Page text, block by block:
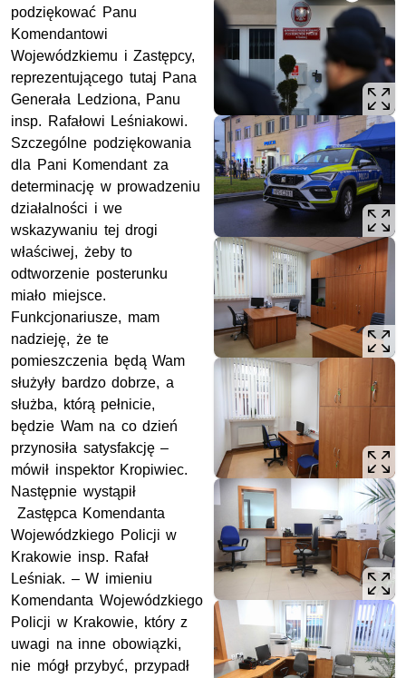
podziękować Panu
Komendantowi
Wojewódzkiemu i Zastępcy,
reprezentującego tutaj Pana
Generała Ledziona, Panu
insp. Rafałowi Leśniakowi.
Szczególne podziękowania
dla Pani Komendant za
determinację w prowadzeniu
działalności i we
wskazywaniu tej drogi
właściwej, żeby to
odtworzenie posterunku
miało miejsce.
Funkcjonariusze, mam
nadzieję, że te
pomieszczenia będą Wam
służyły bardzo dobrze, a
służba, którą pełnicie,
będzie Wam na co dzień
przynosiła satysfakcję –
mówił inspektor Kropiwiec.
Następnie wystąpił
Zastępca Komendanta
Wojewódzkiego Policji w
Krakowie insp. Rafał
Leśniak. – W imieniu
Komendanta Wojewódzkiego
Policji w Krakowie, który z
uwagi na inne obowiązki,
nie mógł przybyć, przypadł